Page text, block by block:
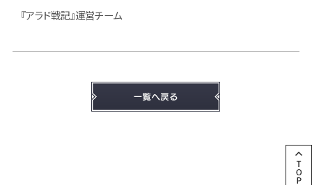
『アラド戦記』運営チーム